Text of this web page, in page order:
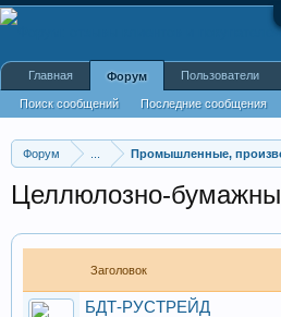
Форум Промышленные,
Целлюлозно-
Заголовок
БДТ-РУСТРЕЙД
Главная Форум
Поиск сообщений Последние сообщения
Пользователи